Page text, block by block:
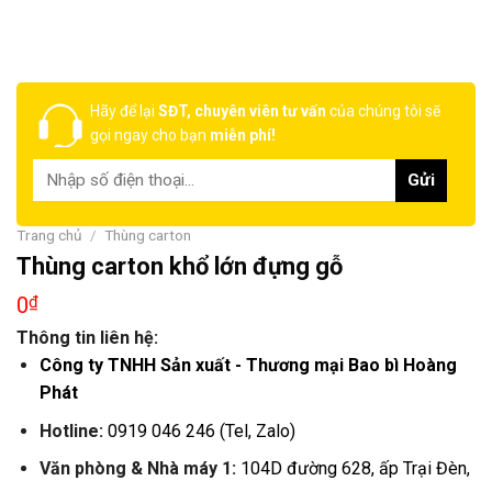
Hãy để lại SĐT, chuyên viên tư vấn của chúng tôi sẽ
gọi ngay cho bạn miễn phí!
Trang chủ / Thùng carton
Thùng carton khổ lớn đựng gỗ
0₫
Thông tin liên hệ:
Công ty TNHH Sản xuất - Thương mại Bao bì Hoàng
Phát
Hotline: 0919 046 246 (Tel, Zalo)
Văn phòng & Nhà máy 1: 104D đường 628, ấp Trại Đèn,